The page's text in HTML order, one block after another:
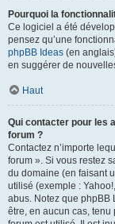
Pourquoi la
Ce logiciel a été
pensez qu’une
phpBB Ideas (en
en suggérer de
Haut
Qui contacter pour les
forum ?
Contactez n’importe
forum ». Si vous restez
du domaine (en faisant
utilisé (exemple :
abus. Notez que phpBB
être, en aucun cas,